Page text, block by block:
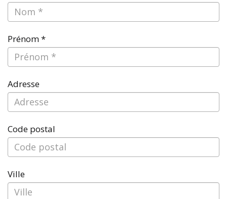
Prénom *
Adresse
Code postal
Ville